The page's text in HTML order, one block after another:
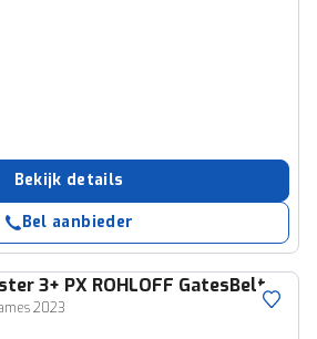
Bekijk details
Bel aanbieder
3+ PX ROHLOFF GatesBelt
2023